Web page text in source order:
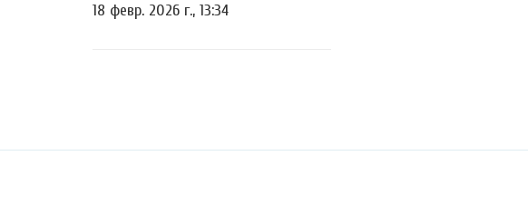
18 февр. 2026 г., 13:34